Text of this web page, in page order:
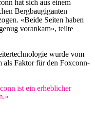
hat sich aus einem
Bergbaugiganten
«Beide Seiten haben
vorankam», teilte
wurde vom
als Faktor für den Foxconn-
ist ein erheblicher